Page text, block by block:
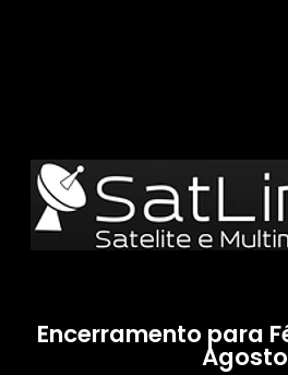
Encerramento para
Agosto